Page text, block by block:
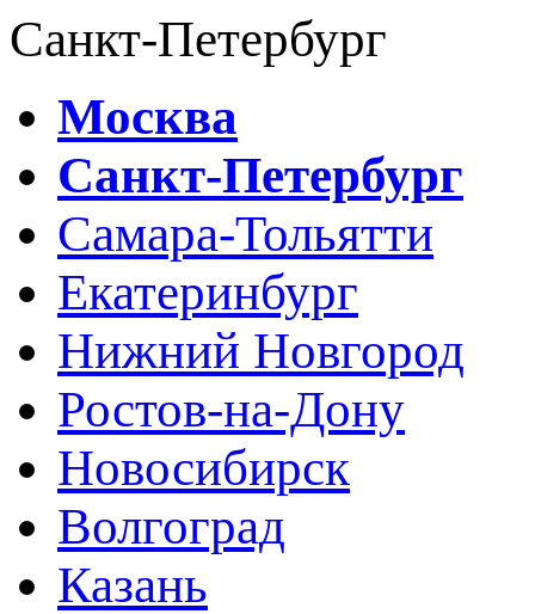
Санкт-Петербург
Москва
Санкт-Петербург
Самара-Тольятти
Екатеринбург
Нижний Новгород
Ростов-на-Дону
Новосибирск
Волгоград
Казань